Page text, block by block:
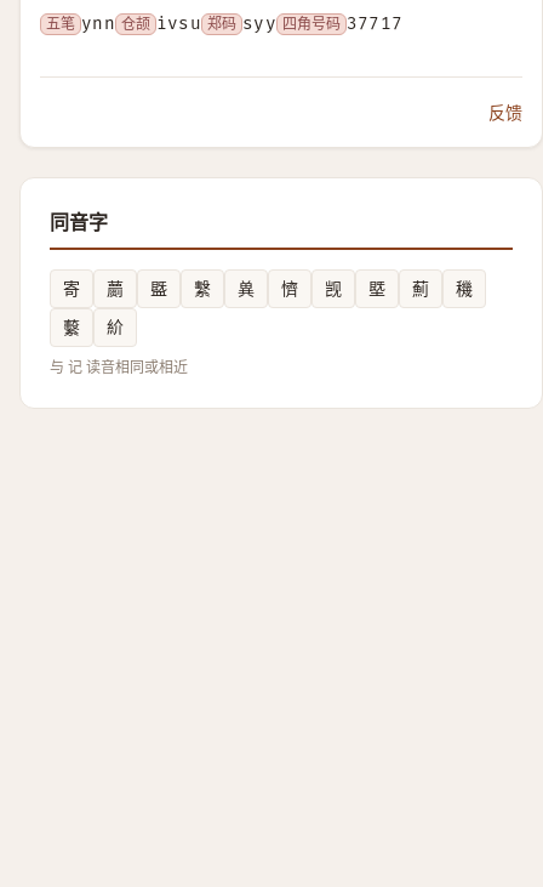
五笔 ynn 仓颉 ivsu 郑码 syy 四角号码 37717
反馈
同音字
寄 蘮 䀈 繫 兾 懠 觊 塈 薊
穖
蘻
紒
与 记 读音相同或相近